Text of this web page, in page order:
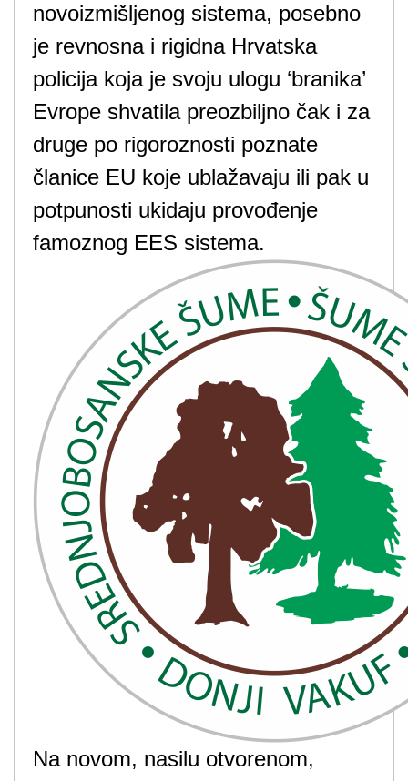
novoizmišljenog sistema, posebno
je revnosna i rigidna Hrvatska
policija koja je svoju ulogu ‘branika’
Evrope shvatila preozbiljno čak i za
druge po rigoroznosti poznate
članice EU koje ublažavaju ili pak u
potpunosti ukidaju provođenje
famoznog EES sistema.
Na novom, nasilu otvorenom,